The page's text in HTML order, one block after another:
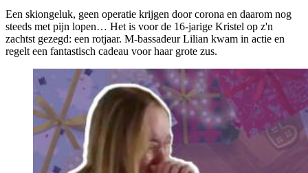
Een skiongeluk, geen operatie krijgen door corona en daarom nog
steeds met pijn lopen… Het is voor de 16-jarige Kristel op z'n
zachtst gezegd: een rotjaar. M-bassadeur Lilian kwam in actie en
regelt een fantastisch cadeau voor haar grote zus.